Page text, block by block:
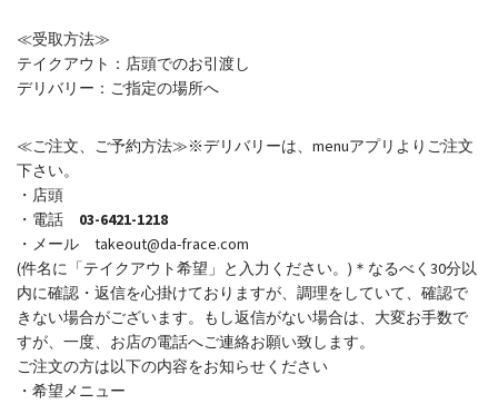
≪受取方法≫
テイクアウト：店頭でのお引渡し
デリバリー：ご指定の場所へ
≪ご注文、ご予約方法≫※デリバリーは、menuアプリよりご注文
下さい。
・店頭
・電話 03-6421-1218
・メール takeout@da-frace.com
(件名に「テイクアウト希望」と入力ください。)＊なるべく30分以
内に確認・返信を心掛けておりますが、調理をしていて、確認で
きない場合がございます。もし返信がない場合は、大変お手数で
すが、一度、お店の電話へご連絡お願い致します。
ご注文の方は以下の内容をお知らせください
・希望メニュー